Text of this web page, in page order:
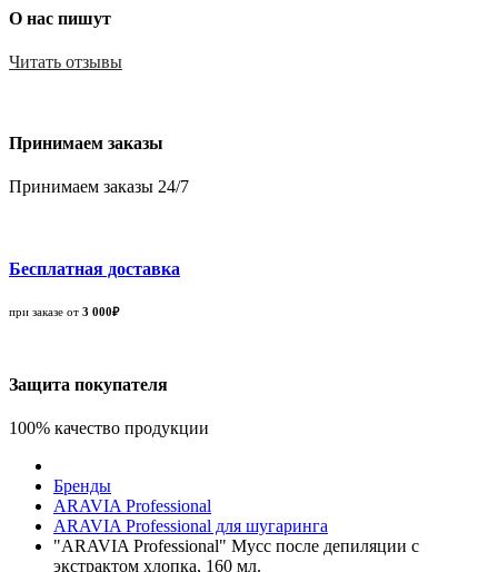
О нас пишут
Читать отзывы
Принимаем заказы
Принимаем заказы 24/7
Бесплатная доставка
при заказе от 3 000₽
Защита покупателя
100% качество продукции
Бренды
ARAVIA Professional
ARAVIA Professional для шугаринга
"ARAVIA Professional" Мусс после депиляции с
экстрактом хлопка, 160 мл.